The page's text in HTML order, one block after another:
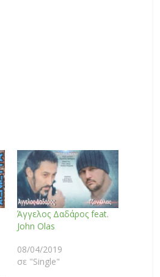
Άγγελος Δαδάρος feat.
John Olas
08/04/2019
σε "Single"